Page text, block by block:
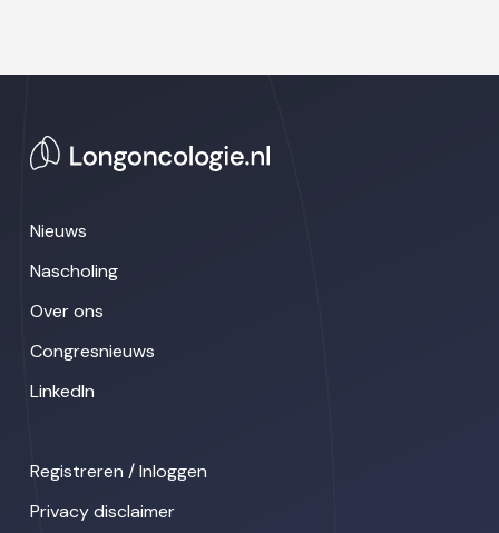
Nieuws
Nascholing
Over ons
Congresnieuws
LinkedIn
Registreren / Inloggen
Privacy disclaimer